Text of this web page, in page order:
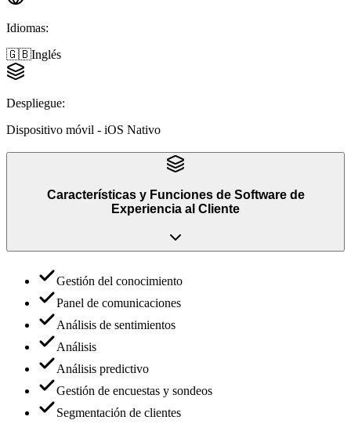
Idiomas:
🇬🇧Inglés
Despliegue:
Dispositivo móvil - iOS Nativo
Características y Funciones de Software de
Experiencia al Cliente
Gestión del conocimiento
Panel de comunicaciones
Análisis de sentimientos
Análisis
Análisis predictivo
Gestión de encuestas y sondeos
Segmentación de clientes